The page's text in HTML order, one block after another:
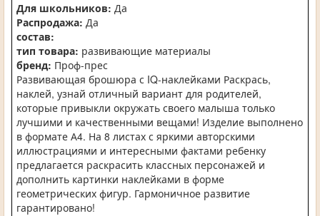
Для школьников: Да
Распродажа: Да
состав:
тип товара: развивающие материалы
бренд: Проф-прес
Развивающая брошюра с IQ-наклейками Раскрась,
наклей, узнай отличный вариант для родителей,
которые привыкли окружать своего малыша только
лучшими и качественными вещами! Изделие выполнено
в формате А4. На 8 листах с яркими авторскими
иллюстрациями и интересными фактами ребенку
предлагается раскрасить классных персонажей и
дополнить картинки наклейками в форме
геометрических фигур. Гармоничное развитие
гарантировано!